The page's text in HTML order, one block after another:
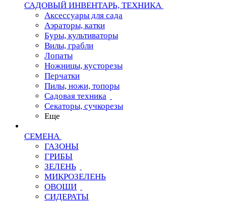
САДОВЫЙ ИНВЕНТАРЬ, ТЕХНИКА
Аксессуары для сада
Аэраторы, катки
Буры, культиваторы
Вилы, грабли
Лопаты
Ножницы, кусторезы
Перчатки
Пилы, ножи, топоры
Садовая техника
Секаторы, сучкорезы
Еще
СЕМЕНА
ГАЗОНЫ
ГРИБЫ
ЗЕЛЕНЬ
МИКРОЗЕЛЕНЬ
ОВОЩИ
СИДЕРАТЫ